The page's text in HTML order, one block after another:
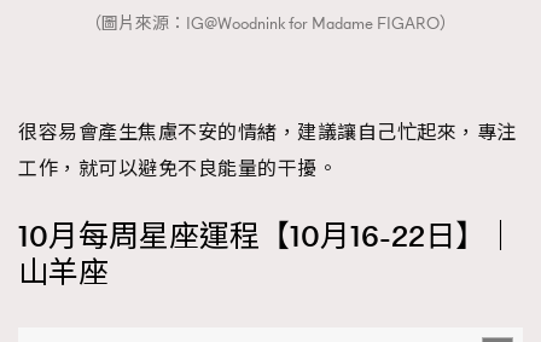
（圖片來源：IG@Woodnink for Madame FIGARO）
很容易會產生焦慮不安的情緒，建議讓自己忙起來，專注
工作，就可以避免不良能量的干擾。
10月每周星座運程【10月16-22日】｜
山羊座